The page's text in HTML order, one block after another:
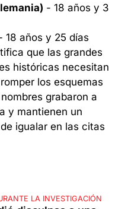
- 18 años y 3
18 años y 25 días
que las grandes
históricas necesitan
los esquemas
grabaron a
y mantienen un
igualar en las citas
LA INVESTIGACIÓN